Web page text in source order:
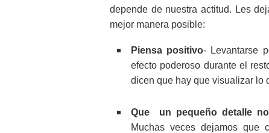
depende de nuestra actitud. Les
mejor manera posible:
Piensa positivo- Levantarse
efecto poderoso durante el
dicen que hay que visualizar lo
Que un pequeño detalle
Muchas veces dejamos que